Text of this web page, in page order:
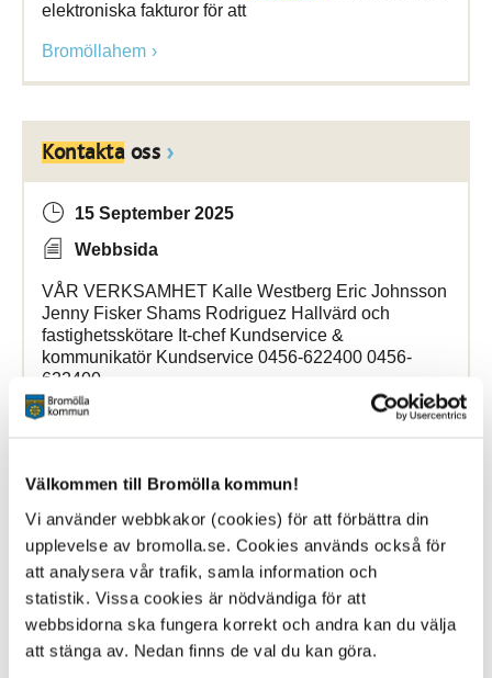
Välkommen till Bromölla kommun!
Vi använder webbkakor (cookies) för att förbättra din
upplevelse av bromolla.se. Cookies används också för
att analysera vår trafik, samla information och
statistik. Vissa cookies är nödvändiga för att
webbsidorna ska fungera korrekt och andra kan du välja
att stänga av. Nedan finns de val du kan göra.
elektroniska fakturor för att
Bromöllahem
Kontaktaoss
15 September 2025
Webbsida
VÅR VERKSAMHET Kalle Westberg Eric Johnsson
Jenny Fisker Shams Rodriguez Hallvärd och
fastighetsskötare It-chef Kundservice &
kommunikatör Kundservice 0456-622400 0456-
622400
Bromollafritidscenter
Familjehem, jourhem,kontaktfamiljoch
kontaktperson
29 June 2022
Webbsida